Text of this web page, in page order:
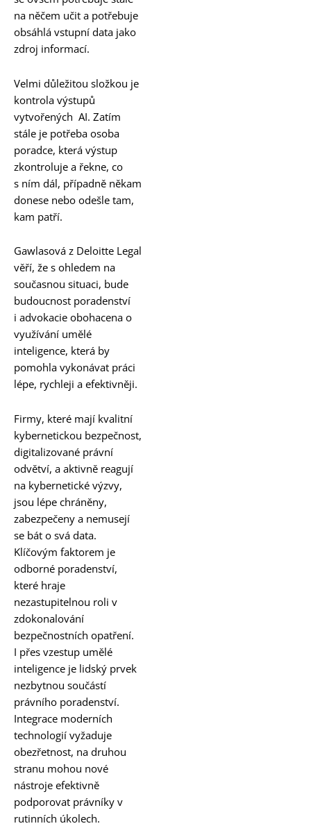
na něčem učit a potřebuje
obsáhlá vstupní data jako
zdroj informací.
Velmi důležitou složkou je
kontrola výstupů
vytvořených AI. Zatím
stále je potřeba osoba
poradce, která výstup
zkontroluje a řekne, co
s ním dál, případně někam
donese nebo odešle tam,
kam patří.
Gawlasová z Deloitte Legal
věří, že s ohledem na
současnou situaci, bude
budoucnost poradenství
i advokacie obohacena o
využívání umělé
inteligence, která by
pomohla vykonávat práci
lépe, rychleji a efektivněji.
Firmy, které mají kvalitní
kybernetickou bezpečnost,
digitalizované právní
odvětví, a aktivně reagují
na kybernetické výzvy,
jsou lépe chráněny,
zabezpečeny a nemusejí
se bát o svá data.
Klíčovým faktorem je
odborné poradenství,
které hraje
nezastupitelnou roli v
zdokonalování
bezpečnostních opatření.
I přes vzestup umělé
inteligence je lidský prvek
nezbytnou součástí
právního poradenství.
Integrace moderních
technologií vyžaduje
obezřetnost, na druhou
stranu mohou nové
nástroje efektivně
podporovat právníky v
rutinních úkolech.